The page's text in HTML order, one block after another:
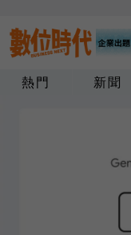
熱門 新聞